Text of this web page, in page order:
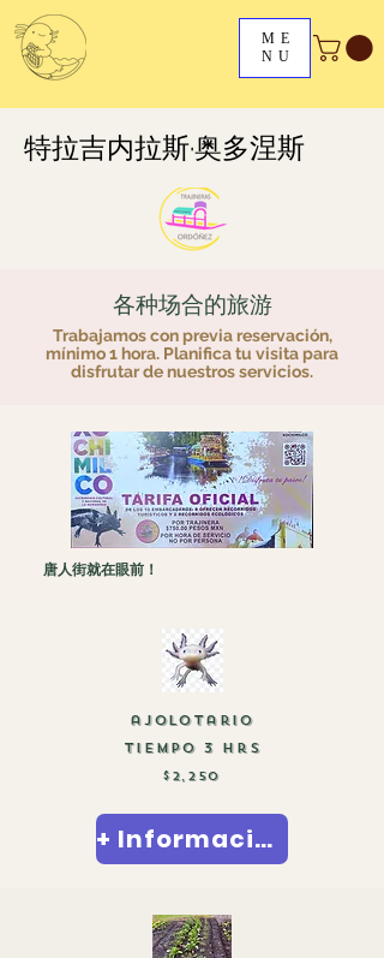
ME
NU
特拉吉内拉斯·奥多涅斯
各种场合的旅游
Trabajamos con previa reservación,
mínimo 1 hora. Planifica tu visita para
disfrutar de nuestros servicios.
唐人街就在眼前！
ajolotario
tiempo 3 hrs​
$2,250
+ Información